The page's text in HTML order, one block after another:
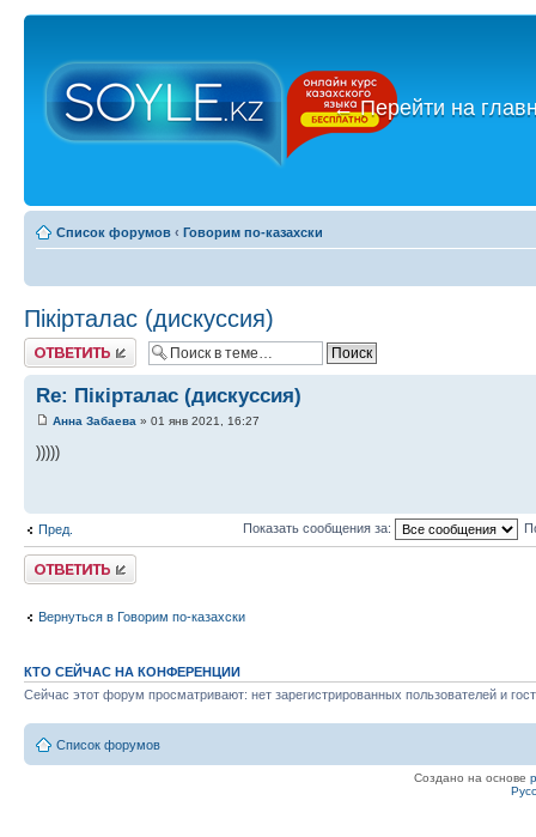
←Перейти на
Список форумов ‹ Говорим по-казахски
Пікірталас (дискуссия)
Ответить
Re: Пікірталас (дискуссия)
Анна Забаева » 01 янв 2021, 16:27
)))))
Пред. Показать сообщения за:
Ответить
Вернуться в Говорим по-казахски
КТО СЕЙЧАС НА КОНФЕРЕНЦИИ
Сейчас этот форум просматривают: нет зарегистрированных пользователей и
Список форумов
Создано на основе